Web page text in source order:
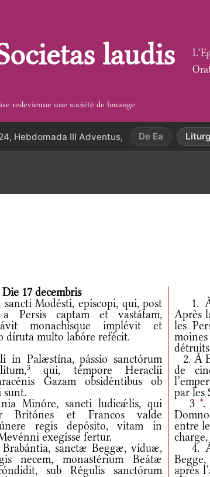
laudis
redevienne une société de louange
Hebdomada III Adventus, De Ea
Die 17 decembris
Modésti, epíscopi, qui, post
a Persis captam et vastátam,
monachísque implévit et
díruta multo labóre refécit.
1. À
Après
les
Palæstína, pássio sanctórum
3qui, témpore Heraclíi
Gazam obsidéntibus ob
sunt.
2. À
de
par les
Minóre, sancti ludicǽlis, qui
Britónes et Francos valde
regis depósito, vitam in
exegísse fertur.
3 *.
entre
sanctæ Beggæ, víduæ,
necem, monastérium Beátæ
sub Régulis sanctórum
4. À
après